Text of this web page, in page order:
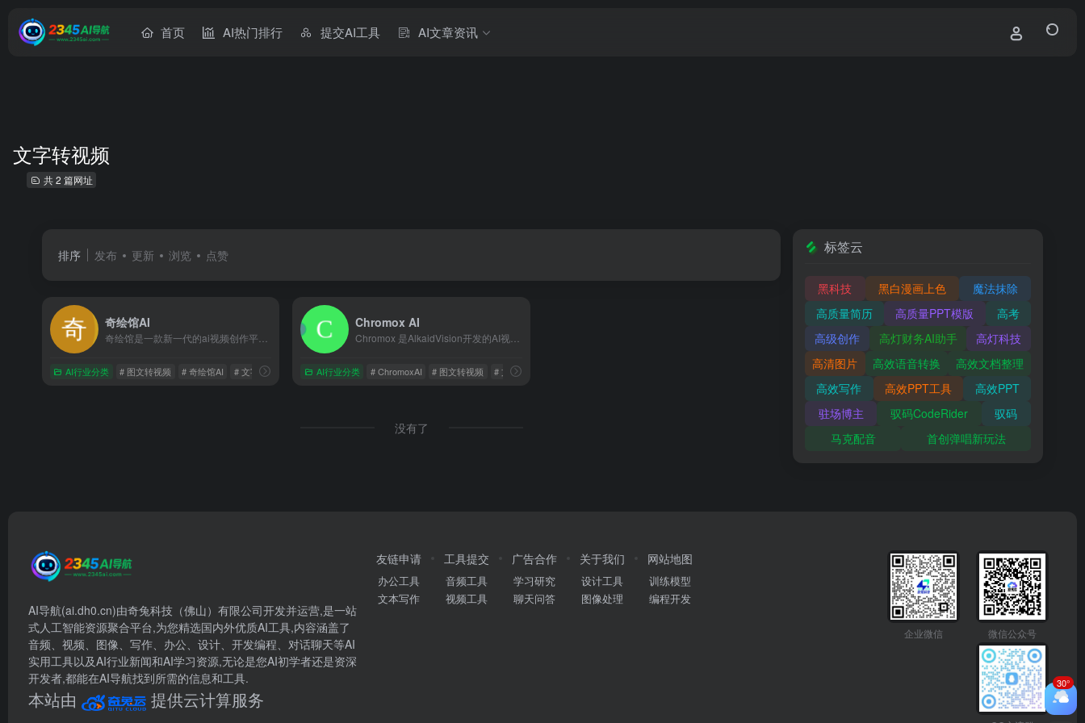
首页 AI热门排行 提交AI工具 AI文章资讯
文字转视频
共 2 篇网址
排序 发布 更新 浏览 点赞
奇绘馆AI
AI行业分类 # 图文转视频 # 奇绘馆AI # 文字转视频
Chromox AI
AI行业分类 # ChromoxAI # 图文转视频 # 文字转视频
没有了
标签云
黑科技 黑白漫画上色
魔法抹除
高质量简历
高质量PPT模版
高考
高级创作
高灯财务AI助手
高灯科技
高清图片
高效语音转换
高效文档整理
高效写作
高效PPT工具
高效PPT
驻场博主
驭码CodeRider
驭码
马克配音
首创弹唱新玩法
AI导航(ai.dh0.cn)由奇兔科技（佛山）有限公司开发并运营,是一站
式人工智能资源聚合平台,为您精选国内外优质AI工具,内容涵盖了
音频、视频、图像、写作、办公、设计、开发编程、对话聊天等AI
实用工具以及AI行业新闻和AI学习资源,无论是您AI初学者还是资深
开发者,都能在AI导航找到所需的信息和工具.
本站由 提供云计算服务
友链申请
办公工具
文本写作
工具提交
音频工具
视频工具
广告合作
学习研究
聊天问答
关于我们
设计工具
图像处理
网站地图
训练模型
编程开发
企业微信 微信公众号
30°